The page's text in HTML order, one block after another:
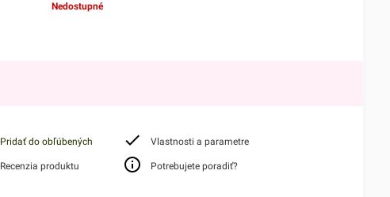
Nedostupné
Pridať do obľúbených Vlastnosti a parametre
Recenzia produktu Potrebujete poradiť?